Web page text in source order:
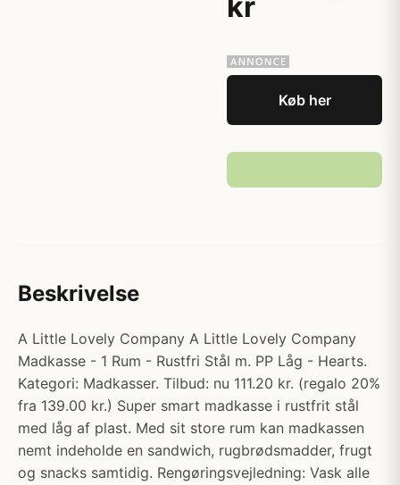
Køb her
Beskrivelse
A Little Lovely Company A Little Lovely Company
Madkasse - 1 Rum - Rustfri Stål m. PP Låg - Hearts.
Kategori: Madkasser. Tilbud: nu 111.20 kr. (regalo 20%
fra 139.00 kr.) Super smart madkasse i rustfrit stål
med låg af plast. Med sit store rum kan madkassen
nemt indeholde en sandwich, rugbrødsmadder, frugt
og snacks samtidig. Rengøringsvejledning: Vask alle